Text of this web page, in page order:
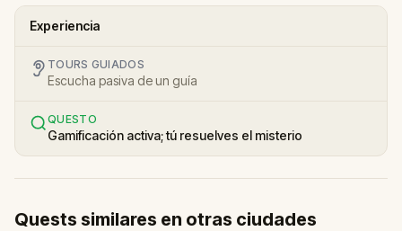
Experiencia
TOURS GUIADOS
Escucha pasiva de un guía
QUESTO
Gamificación activa; tú resuelves el misterio
Quests similares en otras ciudades